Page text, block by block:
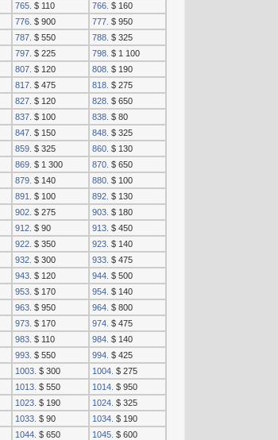
765. $ 110 766. $ 160
776. $ 900 777. $ 950
787. $ 550 788. $ 325
797. $ 225 798. $ 1 100
807. $ 120 808. $ 190
817. $ 475 818. $ 275
827. $ 120 828. $ 650
837. $ 100 838. $ 80
847. $ 150 848. $ 325
859. $ 325 860. $ 130
869. $ 1 300 870. $ 650
879. $ 140 880. $ 100
891. $ 100 892. $ 130
902. $ 275 903. $ 180
912. $ 90 913. $ 450
922. $ 350 923. $ 140
932. $ 300 933. $ 475
943. $ 120 944. $ 500
953. $ 170 954. $ 140
963. $ 950 964. $ 800
973. $ 170 974. $ 475
983. $ 110 984. $ 140
993. $ 550 994. $ 425
1003. $ 300 1004. $ 275
1013. $ 550 1014. $ 950
1023. $ 190 1024. $ 325
1033. $ 90 1034. $ 190
1044. $ 650 1045. $ 600